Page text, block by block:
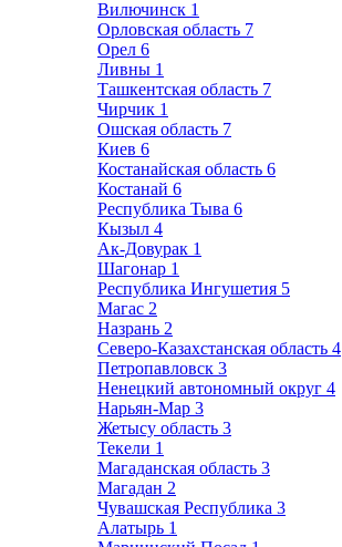
Вилючинск 1
Орловская область 7
Орел 6
Ливны 1
Ташкентская область 7
Чирчик 1
Ошская область 7
Киев 6
Костанайская область 6
Костанай 6
Республика Тыва 6
Кызыл 4
Ак-Довурак 1
Шагонар 1
Республика Ингушетия 5
Магас 2
Назрань 2
Северо-Казахстанская область 4
Петропавловск 3
Ненецкий автономный округ 4
Нарьян-Мар 3
Жетысу область 3
Текели 1
Магаданская область 3
Магадан 2
Чувашская Республика 3
Алатырь 1